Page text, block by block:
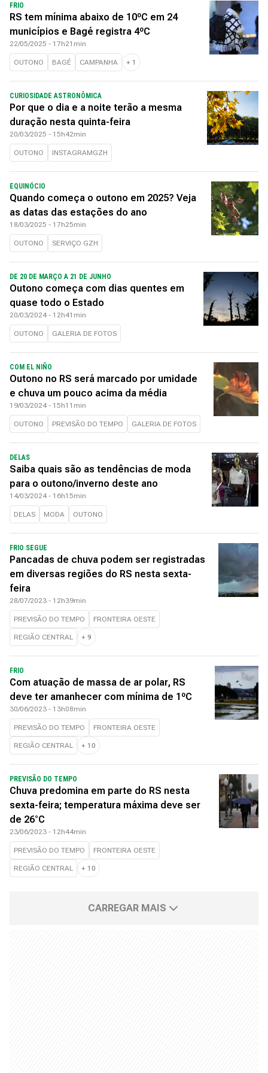
FRIO
RS tem mínima abaixo de 10ºC em 24
municípios e Bagé registra 4ºC
22/05/2025 - 17h21min
OUTONO BAGÉ CAMPANHA + 1
CURIOSIDADE ASTRONÔMICA
Por que o dia e a noite terão a mesma
duração nesta quinta-feira
20/03/2025 - 15h42min
OUTONO INSTAGRAMGZH
EQUINÓCIO
Quando começa o outono em 2025? Veja
as datas das estações do ano
18/03/2025 - 17h25min
OUTONO SERVIÇO GZH
DE 20 DE MARÇO A 21 DE JUNHO
Outono começa com dias quentes em
quase todo o Estado
20/03/2024 - 12h41min
OUTONO GALERIA DE FOTOS
COM EL NIÑO
Outono no RS será marcado por umidade
e chuva um pouco acima da média
19/03/2024 - 15h11min
OUTONO PREVISÃO DO TEMPO GALERIA DE FOTOS
DELAS
Saiba quais são as tendências de moda
para o outono/inverno deste ano
14/03/2024 - 16h15min
DELAS MODA OUTONO
FRIO SEGUE
Pancadas de chuva podem ser registradas
em diversas regiões do RS nesta sexta-
feira
28/07/2023 - 12h39min
PREVISÃO DO TEMPO FRONTEIRA OESTE
REGIÃO CENTRAL + 9
FRIO
Com atuação de massa de ar polar, RS
deve ter amanhecer com mínima de 1ºC
30/06/2023 - 13h08min
PREVISÃO DO TEMPO FRONTEIRA OESTE
REGIÃO CENTRAL + 10
PREVISÃO DO TEMPO
Chuva predomina em parte do RS nesta
sexta-feira; temperatura máxima deve ser
de 26°C
23/06/2023 - 12h44min
PREVISÃO DO TEMPO FRONTEIRA OESTE
REGIÃO CENTRAL + 10
CARREGAR MAIS